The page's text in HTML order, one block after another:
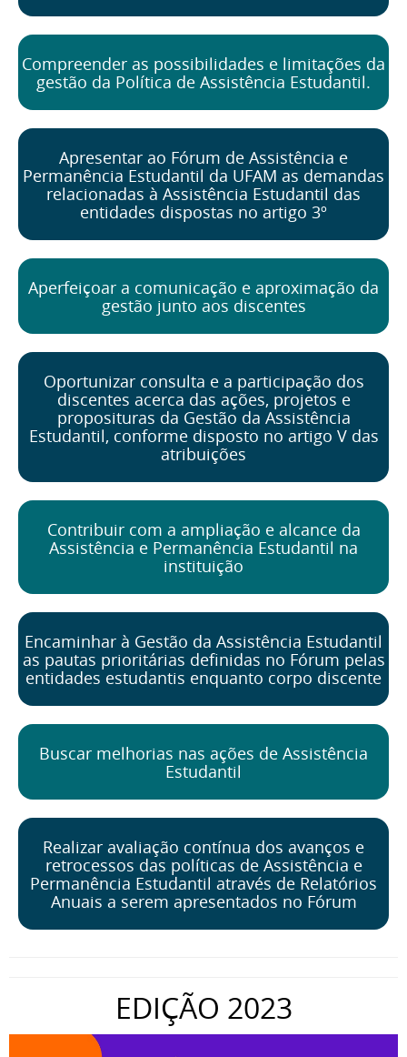
Compreender as possibilidades e limitações da
gestão da Política de Assistência Estudantil.
Apresentar ao Fórum de Assistência e
Permanência Estudantil da UFAM as demandas
relacionadas à Assistência Estudantil das
entidades dispostas no artigo 3º
Aperfeiçoar a comunicação e aproximação da
gestão junto aos discentes
Oportunizar consulta e a participação dos
discentes acerca das ações, projetos e
proposituras da Gestão da Assistência
Estudantil, conforme disposto no artigo V das
atribuições
Contribuir com a ampliação e alcance da
Assistência e Permanência Estudantil na
instituição
Encaminhar à Gestão da Assistência Estudantil
as pautas prioritárias definidas no Fórum pelas
entidades estudantis enquanto corpo discente
Buscar melhorias nas ações de Assistência
Estudantil
Realizar avaliação contínua dos avanços e
retrocessos das políticas de Assistência e
Permanência Estudantil através de Relatórios
Anuais a serem apresentados no Fórum
EDIÇÃO 2023